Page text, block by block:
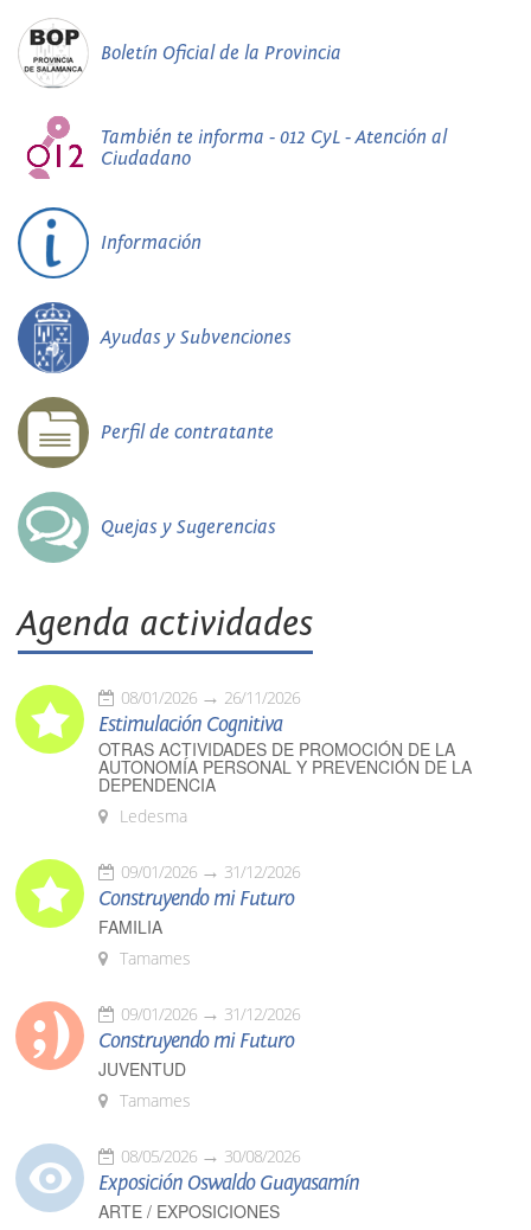
Boletín Oficial de la Provincia
También te informa - 012 CyL - Atención al
Ciudadano
Información
Ayudas y Subvenciones
Perfil de contratante
Quejas y Sugerencias
Agenda actividades
08/01/2026 26/11/2026
Estimulación Cognitiva
OTRAS ACTIVIDADES DE PROMOCIÓN DE LA
AUTONOMÍA PERSONAL Y PREVENCIÓN DE LA
DEPENDENCIA
Ledesma
09/01/2026 31/12/2026
Construyendo mi Futuro
FAMILIA
Tamames
09/01/2026 31/12/2026
Construyendo mi Futuro
JUVENTUD
Tamames
08/05/2026 30/08/2026
Exposición Oswaldo Guayasamín
ARTE / EXPOSICIONES